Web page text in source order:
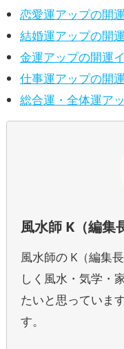
恋愛運アップの開
結婚運アップの開
金運アップの開運
仕事運アップの開
総合運・全体運ア
風水師 K（編集
風水師の K（編集
しく風水・気学・
たいと思っていま
す。